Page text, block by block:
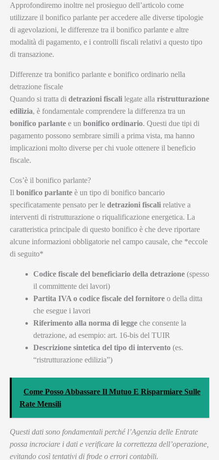
Approfondiremo inoltre nel prosieguo dell’articolo come
utilizzare il bonifico parlante per accedere alle diverse tipologie
di agevolazioni, le differenze tra il bonifico parlante e altre
modalità di pagamento, e i controlli fiscali relativi a questo tipo
di transazione.
Differenze tra bonifico parlante e bonifico ordinario nella
detrazione fiscale
Quando si tratta di detrazioni fiscali legate alla ristrutturazione
edilizia, è fondamentale comprendere la differenza tra un
bonifico parlante e un bonifico ordinario. Questi due tipi di
pagamento possono sembrare simili a prima vista, ma hanno
implicazioni molto diverse per chi vuole ottenere il beneficio
fiscale.
Cos’è il bonifico parlante?
Il bonifico parlante è un tipo di bonifico bancario
specificatamente pensato per le detrazioni fiscali relative a
interventi di ristrutturazione o riqualificazione energetica. La
caratteristica principale di questo bonifico è che deve riportare
alcune informazioni obbligatorie nel campo causale, che *eccole
di seguito*
Codice fiscale del beneficiario della detrazione (spesso
il committente dei lavori)
Partita IVA o codice fiscale del fornitore o della ditta
che esegue i lavori
Riferimento alla norma di legge che consente la
detrazione, ad esempio: art. 16-bis del TUIR
Descrizione sintetica del tipo di intervento (es.
“ristrutturazione edilizia”)
Come Posso Abbassare Il Mutuo E Risparmiare Sulle
Rate Mensili
Questi dati sono fondamentali perché l’Agenzia delle Entrate
possa incrociare i dati e verificare la correttezza dell’operazione,
evitando così tentativi di frode o errori contabili.